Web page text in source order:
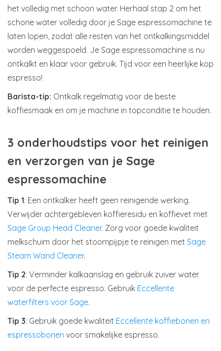
het volledig met schoon water. Herhaal stap 2 om het
schone water volledig door je Sage espressomachine te
laten lopen, zodat alle resten van het ontkalkingsmiddel
worden weggespoeld. Je Sage espressomachine is nu
ontkalkt en klaar voor gebruik. Tijd voor een heerlijke kop
espresso!
Barista-tip: Ontkalk regelmatig voor de beste
koffiesmaak en om je machine in topconditie te houden.
3 onderhoudstips voor het reinigen
en verzorgen van je Sage
espressomachine
Tip 1: Een ontkalker heeft geen reinigende werking.
Verwijder achtergebleven koffieresidu en koffievet met
Sage Group Head Cleaner. Zorg voor goede kwaliteit
melkschuim door het stoompijpje te reinigen met Sage
Steam Wand Cleaner.
Tip 2: Verminder kalkaanslag en gebruik zuiver water
voor de perfecte espresso. Gebruik Eccellente
waterfilters voor Sage.
Tip 3: Gebruik goede kwaliteit Eccellente koffiebonen en
espressobonen voor smakelijke espresso.